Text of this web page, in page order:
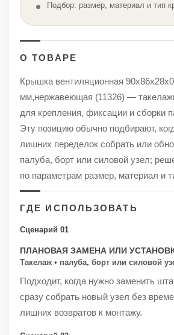
Подбор: размер, материал и тип
О ТОВАРЕ
Крышка вентиляционная
мм,нержавеющая (11326) —
для крепления, фиксации и сборки
Эту позицию обычно подбирают,
лишних переделок собрать или
палуба, борт или силовой узел;
по параметрам размер, материал и
ГДЕ ИСПОЛЬЗОВАТЬ
Сценарий 01
ПЛАНОВАЯ ЗАМЕНА ИЛИ
Такелаж • палуба, борт или силовой
Подходит, когда нужно заменить
сразу собрать новый узел без
лишних возвратов к монтажу.